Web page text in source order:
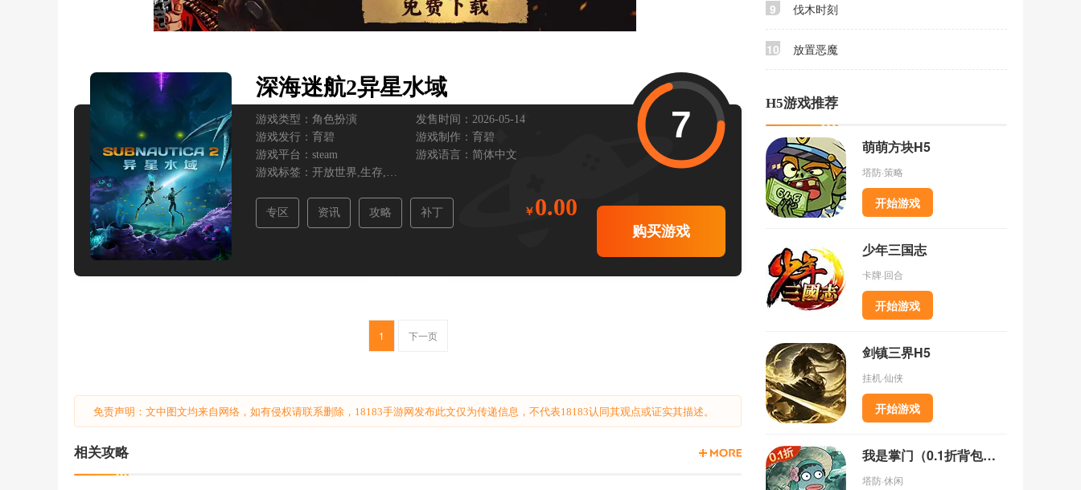
深海迷航2异星水域
游戏类型： 角色扮演
发售时间：2026-05-14
游戏发行： 育碧 游戏制作： 育碧
游戏平台： steam 游戏语言： 简体中文
游戏标签： 开放世界,生存,科幻, 基地建设
专区 资讯 攻略 补丁 0.00
7
购买游戏
1 下一页
免责声明：文中图文均来自网络，如有侵权请联系删除，18183手游网发布此文仅为传递信息，不代表18183认同其观点或证实其描述。
相关攻略
9 伐木时刻
10 放置恶魔
H5游戏推荐
萌萌方块H5
塔防·策略
开始游戏
少年三国志
卡牌·回合
开始游戏
剑镇三界H5
挂机·仙侠
开始游戏
我是掌门（0.1折背包乱斗）
塔防·休闲